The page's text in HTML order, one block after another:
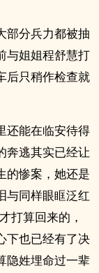
部分兵力都被抽
与姐姐程舒慧打
后只稍作检查就
还能在临安待得
奔逃其实已经让
的惨案，她还是
与同样眼眶泛红
打算回来的，
下也已经有了决
隐姓埋命过一辈